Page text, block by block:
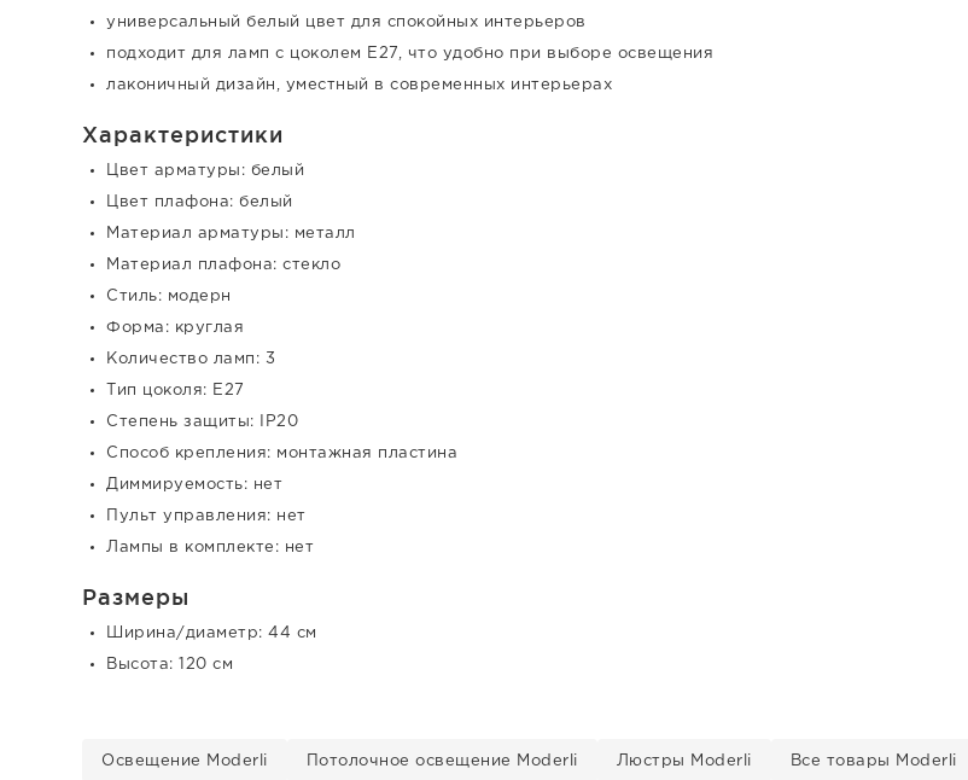
универсальный белый цвет для спокойных интерьеров
подходит для ламп с цоколем E27, что удобно при выборе освещения
лаконичный дизайн, уместный в современных интерьерах
Характеристики
Цвет арматуры: белый
Цвет плафона: белый
Материал арматуры: металл
Материал плафона: стекло
Стиль: модерн
Форма: круглая
Количество ламп: 3
Тип цоколя: E27
Степень защиты: IP20
Способ крепления: монтажная пластина
Диммируемость: нет
Пульт управления: нет
Лампы в комплекте: нет
Размеры
Ширина/диаметр: 44 см
Высота: 120 см
Освещение Moderli Потолочное освещение Moderli Люстры Moderli Все товары Moderli